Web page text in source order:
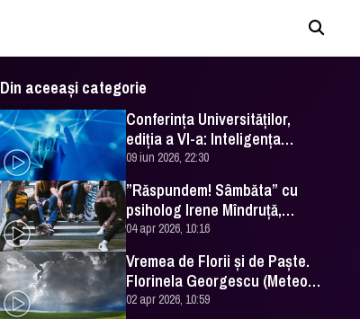
Din aceeași categorie
Conferința Universităților,
ediția a VI-a: Inteligența
artificială în Educație- soluție
sau problemă?
09 iun 2026, 22:30
”Răspundem! Sâmbăta” cu
psiholog Irene Mîndruță,
despre adolescență
04 apr 2026, 10:16
Vremea de Florii și de Paște.
Florinela Georgescu (Meteo
România) a făcut prognoza
02 apr 2026, 10:59